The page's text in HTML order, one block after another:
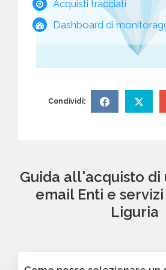
Acquisti tracciati
Dashboard di
Condividi:
Guida all'acquisto di
email Enti e
Liguria